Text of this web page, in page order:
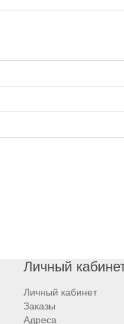
Личный
Личный кабинет
Заказы
Адреса